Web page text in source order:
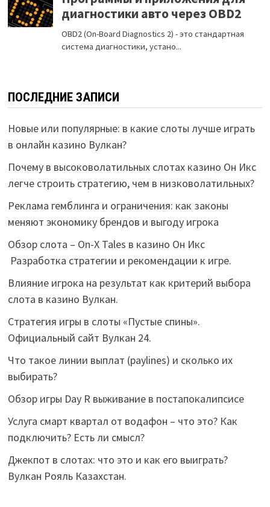
ПОСЛЕДНИЕ ЗАПИСИ
Новые или популярные: в какие слоты лучше играть
в онлайн казино Вулкан?
Почему в высоковолатильных слотах казино Он Икс
легче строить стратегию, чем в низковолатильных?
Реклама гемблинга и ограничения: как законы
меняют экономику брендов и выгоду игрока
Обзор слота – On-X Tales в казино Он Икс
Разработка стратегии и рекомендации к игре.
Влияние игрока на результат как критерий выбора
слота в казино Вулкан.
Стратегия игры в слоты «Пустые спины».
Официальный сайт Вулкан 24.
Что такое линии выплат (paylines) и сколько их
выбирать?
Обзор игры Day R выживание в постапокалипсисе
Услуга смарт квартал от водафон – что это? Как
подключить? Есть ли смысл?
Джекпот в слотах: что это и как его выиграть?
Вулкан Рояль Казахстан.